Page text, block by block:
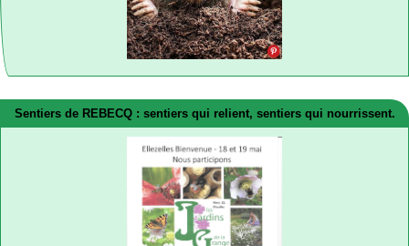
Sentiers de REBECQ : sentiers qui relient, sentiers qui nourrissent.